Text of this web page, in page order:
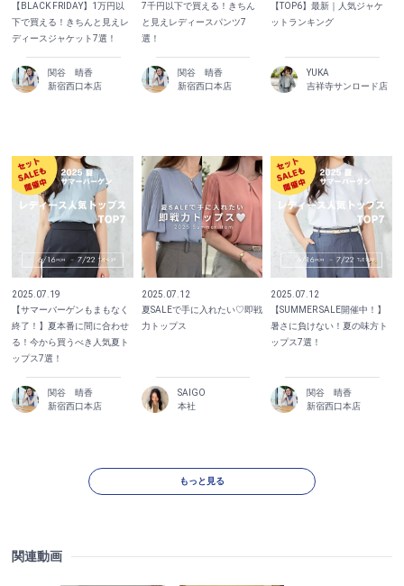
【BLACK FRIDAY】1万円以
下で買える！きちんと見えレ
ディースジャケット7選！
関谷 晴香
新宿西口本店
7千円以下で買える！きちん
と見えレディースパンツ7
選！
関谷 晴香
新宿西口本店
【TOP6】最新｜人気ジャケ
ットランキング
YUKA
吉祥寺サンロード店
2025.07.19
【サマーバーゲンもまもなく
終了！】夏本番に間に合わせ
る！今から買うべき人気夏ト
ップス7選！
関谷 晴香
新宿西口本店
2025.07.12
夏SALEで手に入れたい♡即戦
力トップス
SAIGO
本社
2025.07.12
【SUMMER SALE開催中！】
暑さに負けない！夏の味方ト
ップス7選！
関谷 晴香
新宿西口本店
もっと見る
関連動画